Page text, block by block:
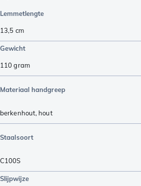
Lemmetlengte
13,5 cm
Gewicht
110gram
Materiaal handgreep
berkenhout, hout
Staalsoort
C100S
Slijpwijze